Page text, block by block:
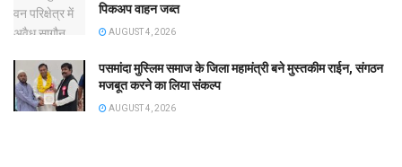
पिकअप वाहन जब्त
AUGUST 4, 2026
पसमांदा मुस्लिम समाज के जिला महामंत्री बने मुस्तकीम राईन, संगठन
मजबूत करने का लिया संकल्प
AUGUST 4, 2026